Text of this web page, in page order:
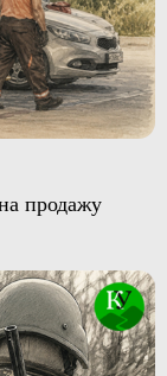
продажу